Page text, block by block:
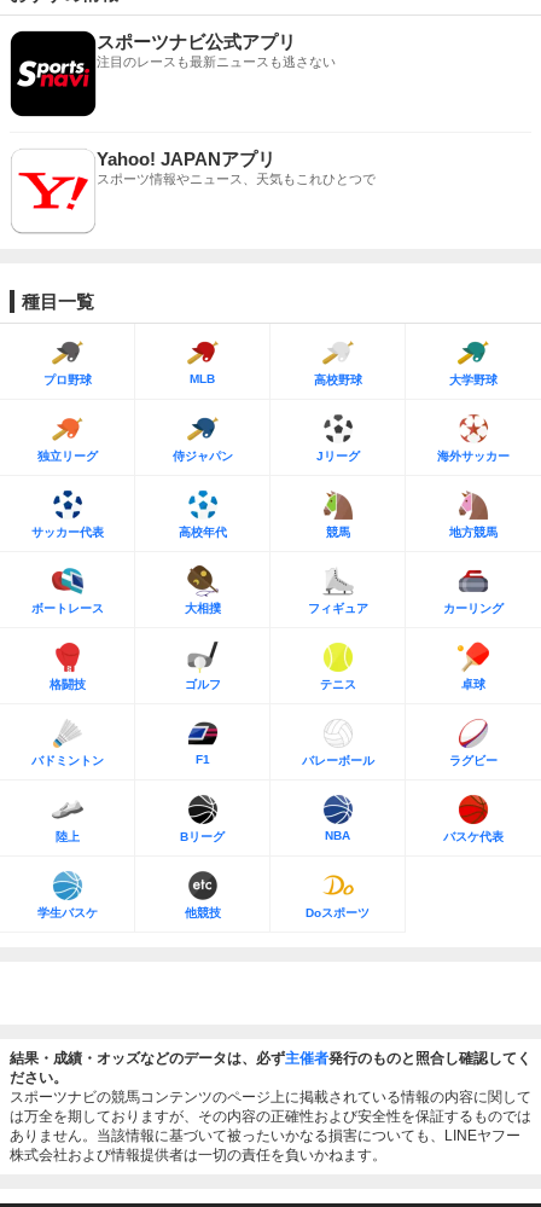
スポーツナビ公式アプリ
注目のレースも最新ニュースも逃さない
Yahoo! JAPANアプリ
スポーツ情報やニュース、天気もこれひとつで
種目一覧
プロ野球 MLB 高校野球 大学野球
独立リーグ 侍ジャパン Jリーグ 海外サッカー
サッカー代表 高校年代 競馬 地方競馬
ボートレース 大相撲 フィギュア カーリング
格闘技 ゴルフ テニス 卓球
バドミントン F1 バレーボール ラグビー
陸上 Bリーグ NBA バスケ代表
学生バスケ 他競技 Doスポーツ
結果・成績・オッズなどのデータは、必ず主催者発行のものと照合し確認してく
ださい。
スポーツナビの競馬コンテンツのページ上に掲載されている情報の内容に関して
は万全を期しておりますが、その内容の正確性および安全性を保証するものでは
ありません。当該情報に基づいて被ったいかなる損害についても、LINEヤフー
株式会社および情報提供者は一切の責任を負いかねます。